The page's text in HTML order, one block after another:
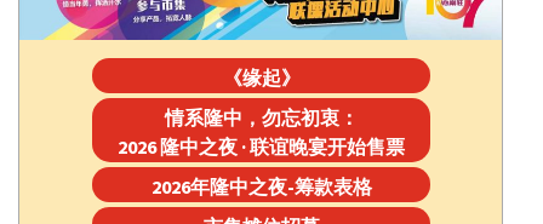
《缘起》
情系隆中，勿忘初衷：
2026 隆中之夜 · 联谊晚宴开始售票
2026年隆中之夜-筹款表格